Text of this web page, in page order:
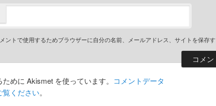
ントで使用するためブラウザーに自分の名前、メールアドレス、サイトを保存
めに Akismet を使っています。 コメントデータ
覧ください。